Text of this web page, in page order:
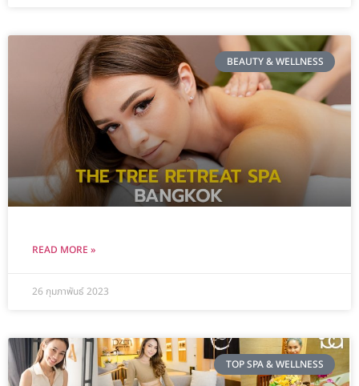
BEAUTY & WELLNESS
READ MORE »
26 กุมภาพันธ์ 2023
TOP SPA & WELLNESS